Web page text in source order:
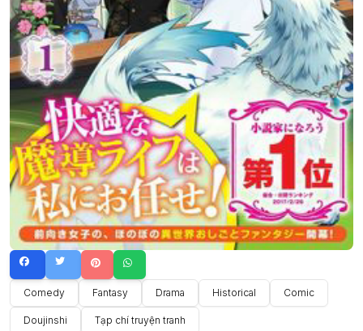
Comedy Fantasy Drama Historical Comic
Doujinshi Tạp chí truyện tranh